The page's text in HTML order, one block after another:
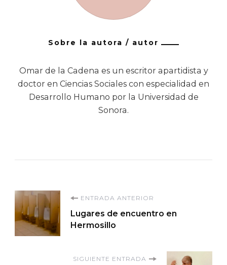
Sobre la autora / autor
Omar de la Cadena es un escritor apartidista y
doctor en Ciencias Sociales con especialidad en
Desarrollo Humano por la Universidad de
Sonora.
Navegación
de
entradas
ENTRADA ANTERIOR
Lugares de encuentro en
Hermosillo
SIGUIENTE ENTRADA